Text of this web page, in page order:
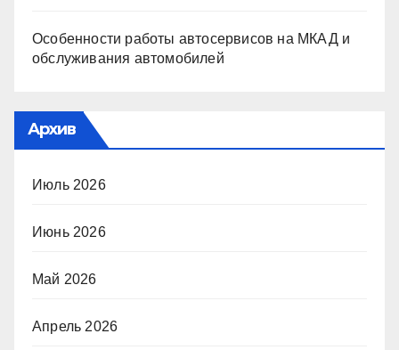
Особенности работы автосервисов на МКАД и
обслуживания автомобилей
Архив
Июль 2026
Июнь 2026
Май 2026
Апрель 2026